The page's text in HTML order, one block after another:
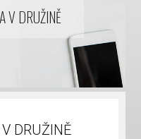
V DRUŽINĚ
DRUŽINĚ